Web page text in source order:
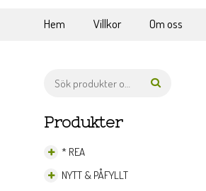
Hem Villkor Om oss
Produkter
* REA
NYTT & PÅFYLLT